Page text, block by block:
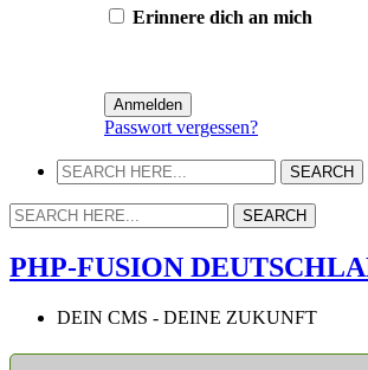
Erinnere dich an mich
Passwort vergessen?
PHP-FUSION
DEIN CMS - DEINE ZUKUNFT